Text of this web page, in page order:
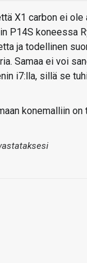
X1 carbon ei ole
P14S koneessa
ja todellinen
Samaa ei voi
i7:lla, sillä se
konemalliin